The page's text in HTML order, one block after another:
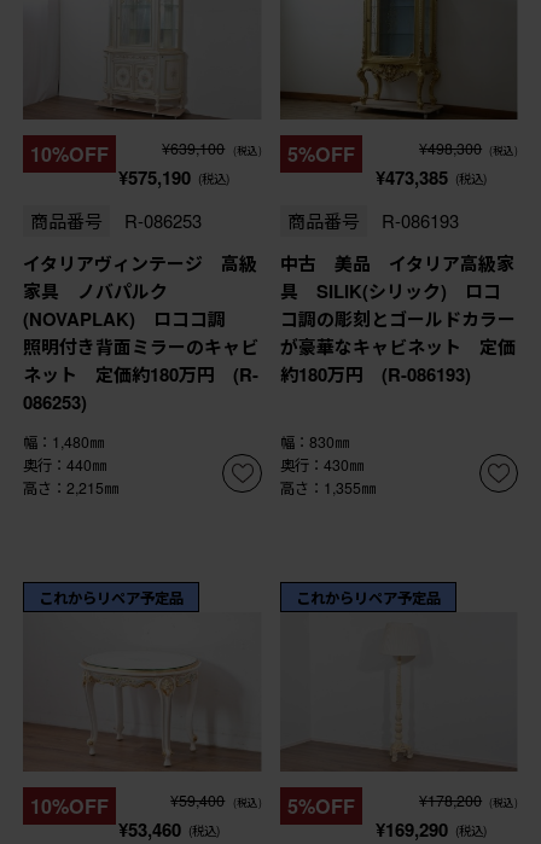
10%OFF ¥639,100 (税込)
¥575,190 (税込)
商品番号 R-086253
イタリアヴィンテージ 高級
家具 ノバパルク
(NOVAPLAK) ロココ調
照明付き背面ミラーのキャビ
ネット 定価約180万円 (R-
086253)
幅：1,480㎜
奥行：440㎜
高さ：2,215㎜
5%OFF ¥498,300 (税込)
¥473,385 (税込)
商品番号 R-086193
中古 美品 イタリア高級家
具 SILIK(シリック) ロコ
コ調の彫刻とゴールドカラー
が豪華なキャビネット 定価
約180万円 (R-086193)
幅：830㎜
奥行：430㎜
高さ：1,355㎜
これからリペア予定品
10%OFF ¥59,400 (税込)
¥53,460 (税込)
これからリペア予定品
5%OFF ¥178,200 (税込)
¥169,290 (税込)